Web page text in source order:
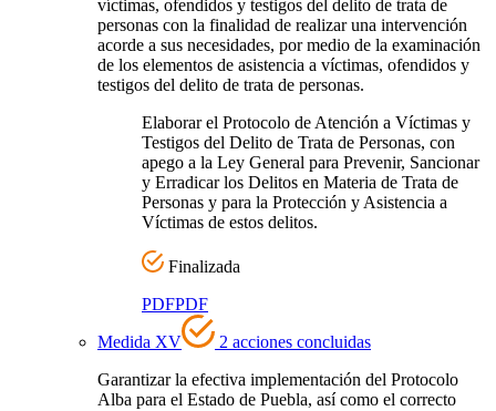
víctimas, ofendidos y testigos del delito de trata de
personas con la finalidad de realizar una intervención
acorde a sus necesidades, por medio de la examinación
de los elementos de asistencia a víctimas, ofendidos y
testigos del delito de trata de personas.
Elaborar el Protocolo de Atención a Víctimas y
Testigos del Delito de Trata de Personas, con
apego a la Ley General para Prevenir, Sancionar
y Erradicar los Delitos en Materia de Trata de
Personas y para la Protección y Asistencia a
Víctimas de estos delitos.
Finalizada
PDFPDF
Medida XV
2 acciones concluidas
Garantizar la efectiva implementación del Protocolo
Alba para el Estado de Puebla, así como el correcto